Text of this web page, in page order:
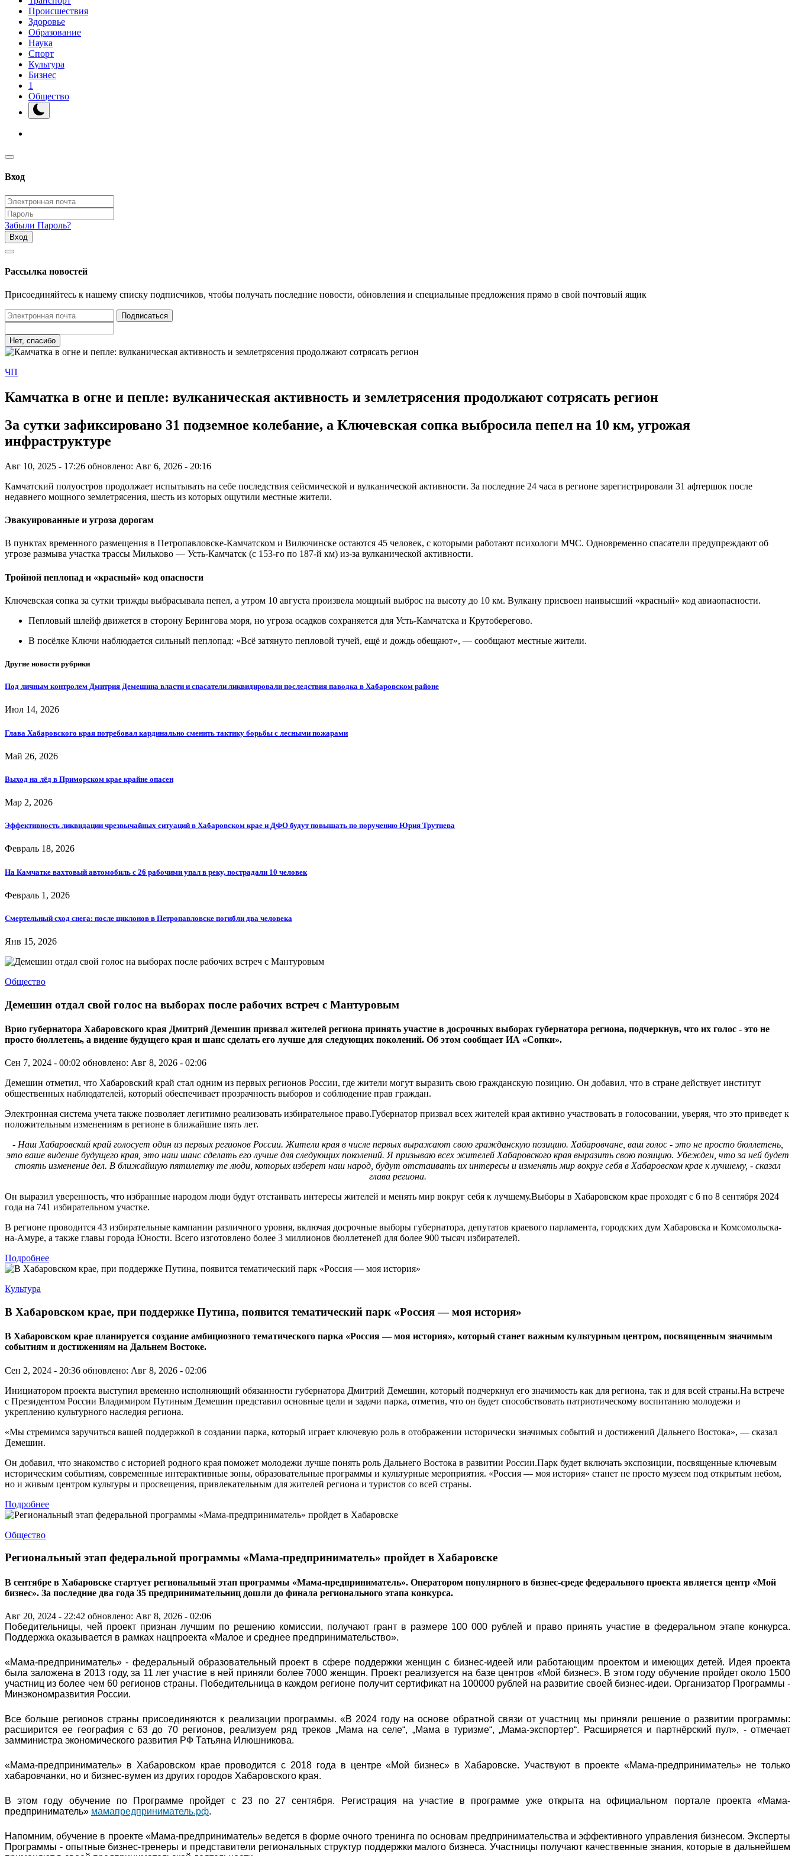
Происшествия
Здоровье
Образование
Наука
Спорт
Культура
Бизнес
1
Общество
Вход
Забыли Пароль?
Вход
Рассылка новостей
Присоединяйтесь к нашему списку подписчиков, чтобы получать последние новости, обновления и специальные предложения прямо в свой почтовый ящик
Подписаться
Нет, спасибо
ЧП
Камчатка в огне и пепле: вулканическая активность и землетрясения продолжают сотрясать регион
За сутки зафиксировано 31 подземное колебание, а Ключевская сопка выбросила пепел на 10 км, угрожая
инфраструктуре
Авг 10, 2025 - 17:26 обновлено: Авг 6, 2026 - 20:16
Камчатский полуостров продолжает испытывать на себе последствия сейсмической и вулканической активности. За последние 24 часа в регионе зарегистрировали 31 афтершок после
недавнего мощного землетрясения, шесть из которых ощутили местные жители.
Эвакуированные и угроза дорогам
В пунктах временного размещения в Петропавловске-Камчатском и Вилючинске остаются 45 человек, с которыми работают психологи МЧС. Одновременно спасатели предупреждают об
угрозе размыва участка трассы Мильково — Усть-Камчатск (с 153-го по 187-й км) из-за вулканической активности.
Тройной пеплопад и «красный» код опасности
Ключевская сопка за сутки трижды выбрасывала пепел, а утром 10 августа произвела мощный выброс на высоту до 10 км. Вулкану присвоен наивысший «красный» код авиаопасности.
Пепловый шлейф движется в сторону Берингова моря, но угроза осадков сохраняется для Усть-Камчатска и Крутоберегово.
В посёлке Ключи наблюдается сильный пеплопад: «Всё затянуто пепловой тучей, ещё и дождь обещают», — сообщают местные жители.
Другие новости рубрики
Под личным контролем Дмитрия Демешина власти и спасатели ликвидировали последствия паводка в Хабаровском районе
Июл 14, 2026
Глава Хабаровского края потребовал кардинально сменить тактику борьбы с лесными пожарами
Май 26, 2026
Выход на лёд в Приморском крае крайне опасен
Мар 2, 2026
Эффективность ликвидации чрезвычайных ситуаций в Хабаровском крае и ДФО будут повышать по поручению Юрия Трутнева
Февраль 18, 2026
На Камчатке вахтовый автомобиль с 26 рабочими упал в реку, пострадали 10 человек
Февраль 1, 2026
Смертельный сход снега: после циклонов в Петропавловске погибли два человека
Янв 15, 2026
Общество
Демешин отдал свой голос на выборах после рабочих встреч с Мантуровым
Врио губернатора Хабаровского края Дмитрий Демешин призвал жителей региона принять участие в досрочных выборах губернатора региона, подчеркнув, что их голос - это не
просто бюллетень, а видение будущего края и шанс сделать его лучше для следующих поколений. Об этом сообщает ИА «Сопки».
Сен 7, 2024 - 00:02 обновлено: Авг 8, 2026 - 02:06
Демешин отметил, что Хабаровский край стал одним из первых регионов России, где жители могут выразить свою гражданскую позицию. Он добавил, что в стране действует институт
общественных наблюдателей, который обеспечивает прозрачность выборов и соблюдение прав граждан.
Электронная система учета также позволяет легитимно реализовать избирательное право.Губернатор призвал всех жителей края активно участвовать в голосовании, уверяя, что это приведет к
положительным изменениям в регионе в ближайшие пять лет.
- Наш Хабаровский край голосует один из первых регионов России. Жители края в числе первых выражают свою гражданскую позицию. Хабаровчане, ваш голос - это не просто бюллетень,
это ваше видение будущего края, это наш шанс сделать его лучше для следующих поколений. Я призываю всех жителей Хабаровского края выразить свою позицию. Убежден, что за ней будет
стоять изменение дел. В ближайшую пятилетку те люди, которых изберет наш народ, будут отстаивать их интересы и изменять мир вокруг себя в Хабаровском крае к лучшему, - сказал
глава региона.
Он выразил уверенность, что избранные народом люди будут отстаивать интересы жителей и менять мир вокруг себя к лучшему.Выборы в Хабаровском крае проходят с 6 по 8 сентября 2024
года на 741 избирательном участке.
В регионе проводится 43 избирательные кампании различного уровня, включая досрочные выборы губернатора, депутатов краевого парламента, городских дум Хабаровска и Комсомольска-
на-Амуре, а также главы города Юности. Всего изготовлено более 3 миллионов бюллетеней для более 900 тысяч избирателей.
Подробнее
Культура
В Хабаровском крае, при поддержке Путина, появится тематический парк «Россия — моя история»
В Хабаровском крае планируется создание амбициозного тематического парка «Россия — моя история», который станет важным культурным центром, посвященным значимым
событиям и достижениям на Дальнем Востоке.
Сен 2, 2024 - 20:36 обновлено: Авг 8, 2026 - 02:06
Инициатором проекта выступил временно исполняющий обязанности губернатора Дмитрий Демешин, который подчеркнул его значимость как для региона, так и для всей страны.На встрече
с Президентом России Владимиром Путиным Демешин представил основные цели и задачи парка, отметив, что он будет способствовать патриотическому воспитанию молодежи и
укреплению культурного наследия региона.
«Мы стремимся заручиться вашей поддержкой в создании парка, который играет ключевую роль в отображении исторически значимых событий и достижений Дальнего Востока», — сказал
Демешин.
Он добавил, что знакомство с историей родного края поможет молодежи лучше понять роль Дальнего Востока в развитии России.Парк будет включать экспозиции, посвященные ключевым
историческим событиям, современные интерактивные зоны, образовательные программы и культурные мероприятия. «Россия — моя история» станет не просто музеем под открытым небом,
но и живым центром культуры и просвещения, привлекательным для жителей региона и туристов со всей страны.
Подробнее
Общество
Региональный этап федеральной программы «Мама-предприниматель» пройдет в Хабаровске
В сентябре в Хабаровске стартует региональный этап программы «Мама-предприниматель». Оператором популярного в бизнес-среде федерального проекта является центр «Мой
бизнес». За последние два года 35 предпринимательниц дошли до финала регионального этапа конкурса.
Авг 20, 2024 - 22:42 обновлено: Авг 8, 2026 - 02:06
Победительницы, чей проект признан лучшим по решению комиссии, получают грант в размере 100 000 рублей и право принять участие в федеральном этапе конкурса.
Поддержка оказывается в рамках нацпроекта «Малое и среднее предпринимательство».
«Мама-предприниматель» - федеральный образовательный проект в сфере поддержки женщин с бизнес-идеей или работающим проектом и имеющих детей. Идея проекта
была заложена в 2013 году, за 11 лет участие в ней приняли более 7000 женщин. Проект реализуется на базе центров «Мой бизнес». В этом году обучение пройдет около 1500
участниц из более чем 60 регионов страны. Победительница в каждом регионе получит сертификат на 100000 рублей на развитие своей бизнес-идеи. Организатор Программы -
Минэкономразвития России.
Все больше регионов страны присоединяются к реализации программы. «В 2024 году на основе обратной связи от участниц мы приняли решение о развитии программы:
расширится ее география с 63 до 70 регионов, реализуем ряд треков „Мама на селе“, „Мама в туризме“, „Мама-экспортер“. Расширяется и партнёрский пул», - отмечает
замминистра экономического развития РФ Татьяна Илюшникова.
«Мама-предприниматель» в Хабаровском крае проводится с 2018 года в центре «Мой бизнес» в Хабаровске. Участвуют в проекте «Мама-предприниматель» не только
хабаровчанки, но и бизнес-вумен из других городов Хабаровского края.
В этом году обучение по Программе пройдет с 23 по 27 сентября. Регистрация на участие в программе уже открыта на официальном портале проекта «Мама-
предприниматель» мамапредприниматель.рф.
Напомним, обучение в проекте «Мама-предприниматель» ведется в форме очного тренинга по основам предпринимательства и эффективного управления бизнесом. Эксперты
Программы - опытные бизнес-тренеры и представители региональных структур поддержки малого бизнеса. Участницы получают качественные знания, которые в дальнейшем